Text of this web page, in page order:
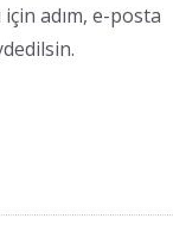
adım, e-posta